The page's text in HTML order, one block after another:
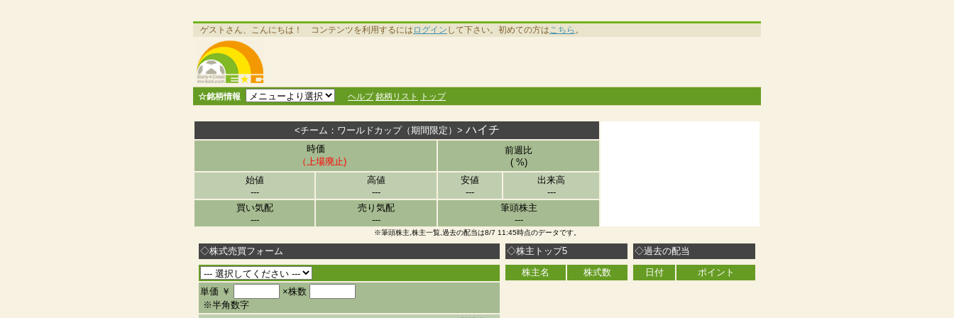
ゲストさん、こんにちは！ コンテンツを利用するには ログイン して下さい。初めての方はこちら 。
☆銘柄情報 ヘルプ 銘柄リスト トップ
<チーム：ワールドカップ（期間限定）> ハイチ
時価
（上場廃止)
前週比
( %)
始値
---
高値
---
安値
---
出来高
---
買い気配
---
売り気配
---
筆頭株主
---
※筆頭株主,株主一覧,過去の配当は8/7 11:45時点のデータです。
◇株式売買フォーム ◇株主トップ5 ◇過去の配当
単価 ￥
×株数
※半角数字
株主名 株式数 日付 ポイント